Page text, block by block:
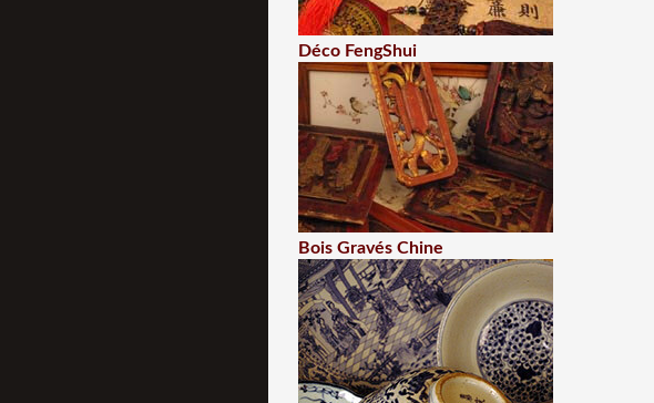
Déco FengShui
Bois Gravés Chine